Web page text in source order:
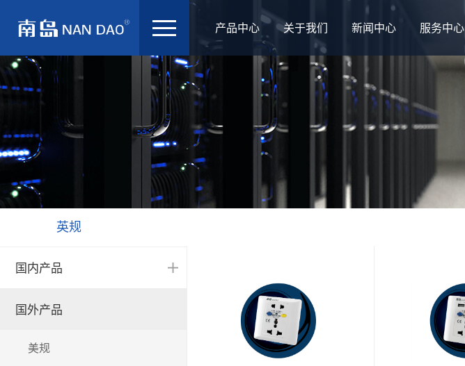
产品中心 关于我们 新闻中心 服务中心
英规
国内产品
漏电保护器-NH系列
漏电保护器-NB系列
国外产品
美规